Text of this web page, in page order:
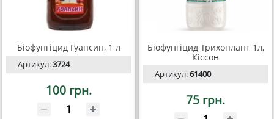
Біофунгіцид Гуапсин, 1 л
Артикул:3724
100 грн.
Біофунгіцид Трихоплант 1л,
Кіссон
Артикул:61400
75 грн.